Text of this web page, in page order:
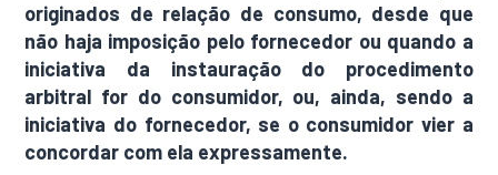
originados de relação de consumo, desde que
não haja imposição pelo fornecedor ou quando a
iniciativa da instauração do procedimento
arbitral for do consumidor, ou, ainda, sendo a
iniciativa do fornecedor, se o consumidor vier a
concordar com ela expressamente.